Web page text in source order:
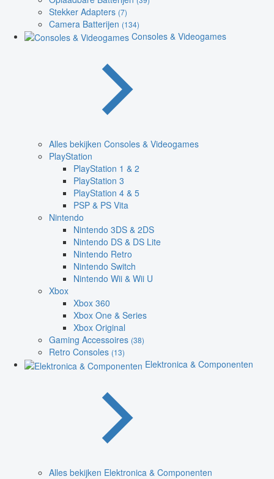
Stekker Adapters (7)
Camera Batterijen (134)
Consoles & Videogames
Alles bekijken Consoles & Videogames
PlayStation
PlayStation 1 & 2
PlayStation 3
PlayStation 4 & 5
PSP & PS Vita
Nintendo
Nintendo 3DS & 2DS
Nintendo DS & DS Lite
Nintendo Retro
Nintendo Switch
Nintendo Wii & Wii U
Xbox
Xbox 360
Xbox One & Series
Xbox Original
Gaming Accessoires (38)
Retro Consoles (13)
Elektronica & Componenten
Alles bekijken Elektronica & Componenten